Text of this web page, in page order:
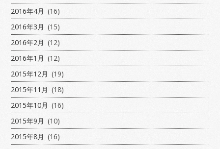
2016年4月 (16)
2016年3月 (15)
2016年2月 (12)
2016年1月 (12)
2015年12月 (19)
2015年11月 (18)
2015年10月 (16)
2015年9月 (10)
2015年8月 (16)